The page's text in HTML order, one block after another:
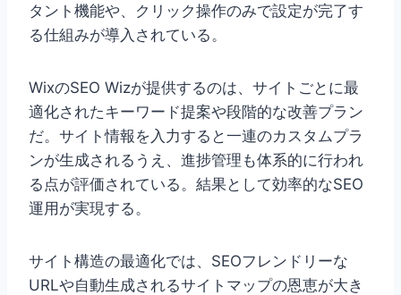
タント機能や、クリック操作のみで設定が完了す
る仕組みが導入されている。
WixのSEO Wizが提供するのは、サイトごとに最
適化されたキーワード提案や段階的な改善プラン
だ。サイト情報を入力すると一連のカスタムプラ
ンが生成されるうえ、進捗管理も体系的に行われ
る点が評価されている。結果として効率的なSEO
運用が実現する。
サイト構造の最適化では、SEOフレンドリーな
URLや自動生成されるサイトマップの恩恵が大き